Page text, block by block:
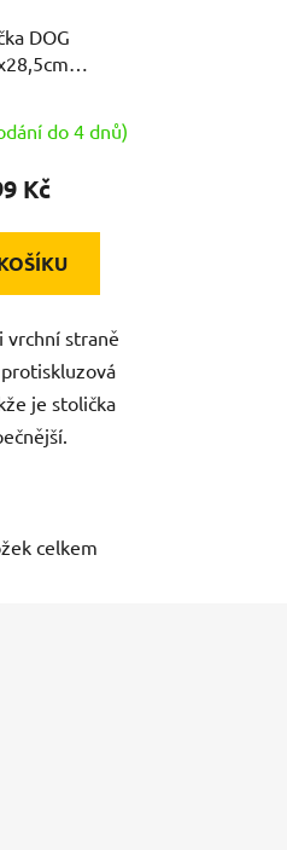
DOG
do 4 dnů)
Kč
vrchní straně
je stolička
Ocelkem